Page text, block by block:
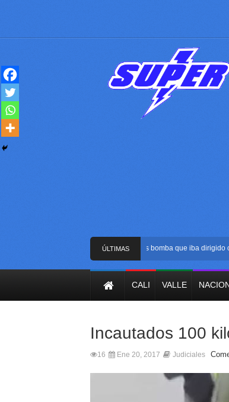
ÚLTIMAS
NOTICIAS
Frustran atentado con bus bomba que iba dirigido
CALI VALLE
Incautados 100
16 Ene 20, 2017 Judiciales